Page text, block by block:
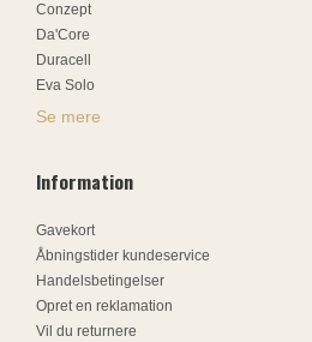
Conzept
Da'Core
Duracell
Eva Solo
Se mere
Information
Gavekort
Åbningstider kundeservice
Handelsbetingelser
Opret en reklamation
Vil du returnere